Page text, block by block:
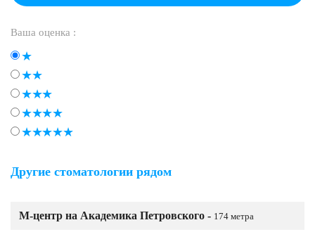
Ваша оценка :
Другие стоматологии рядом
М-центр на Академика Петровского - 174 метра